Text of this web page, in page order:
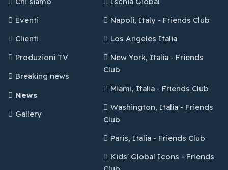
Eventi
Clienti
Produzioni TV
Breaking news
News
Gallery
Napoli, Italy - Friends Club
Los Angeles Italia
New York, Italia - Friends
Club
Miami, Italia - Friends Club
Washington, Italia - Friends
Club
Paris, Italia - Friends Club
Kids' Global Icons - Friends